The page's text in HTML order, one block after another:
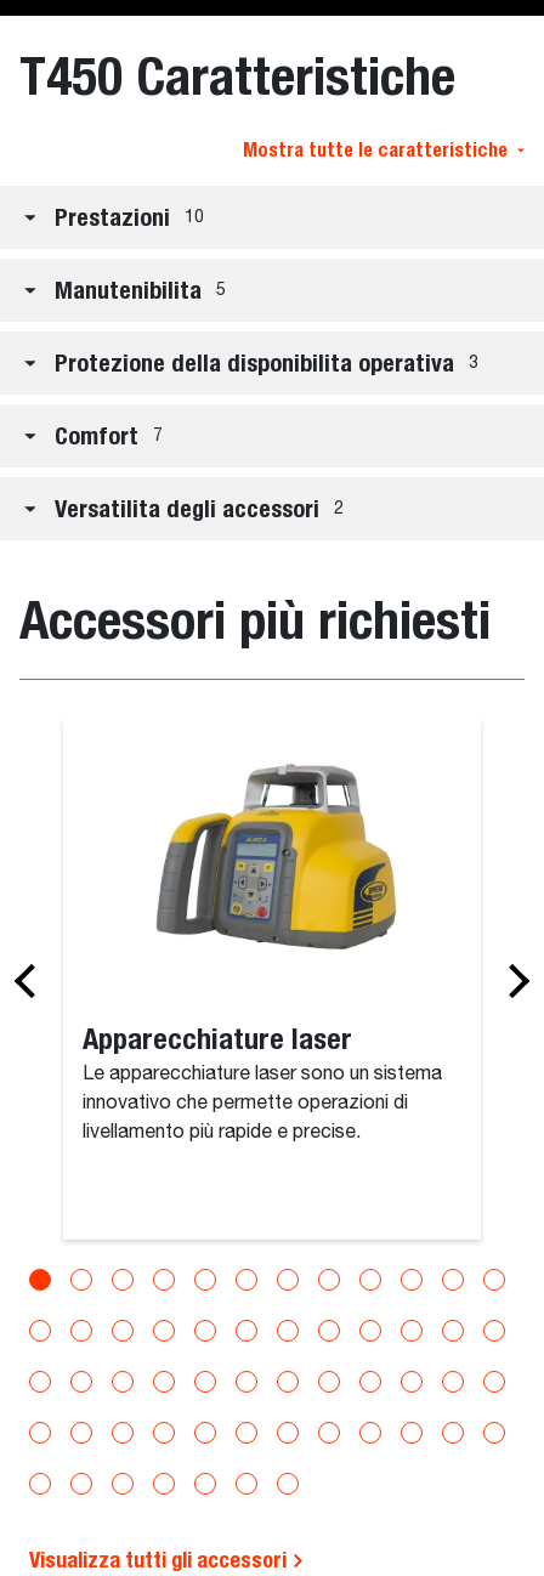
T450 Caratteristiche
Mostra tutte le caratteristiche
Prestazioni 10
Manutenibilita 5
Protezione della disponibilita operativa 3
Comfort 7
Versatilita degli accessori 2
Accessori più richiesti
Apparecchiature laser
Le apparecchiature laser sono un sistema
innovativo che permette operazioni di
livellamento più rapide e precise.
Visualizza tutti gli accessori